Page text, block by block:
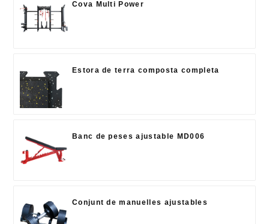
Cova Multi Power
Estora de terra composta completa
Banc de peses ajustable MD006
Conjunt de manuelles ajustables